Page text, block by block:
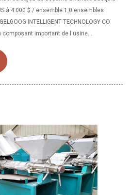
à 4 000 $ / ensemble 1,0 ensembles
INTELLIGENT TECHNOLOGY CO
composant important de l'usine
le rythme cardiaque et la machine
la plus importante de toute